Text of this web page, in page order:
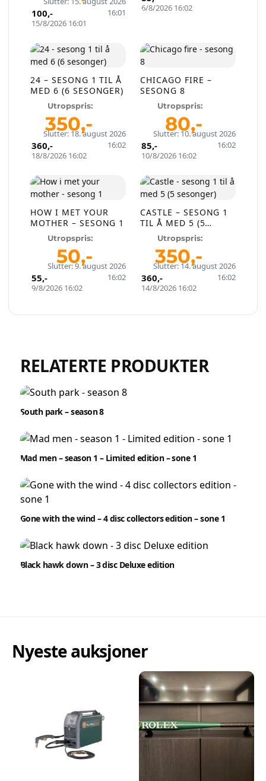
16:01
15/8/2026 16:01
100,- 6/8/2026 16:02
Slutter: 18. august 2026
16:02
24 – SESONG 1 TIL Å
MED 6 (6 SESONGER)
Utropspris:
350,-
18/8/2026 16:02
360,-
Slutter: 10. august 2026
16:02
CHICAGO FIRE –
SESONG 8
Utropspris:
80,-
10/8/2026 16:02
85,-
Slutter: 9. august 2026
16:02
HOW I MET YOUR
MOTHER – SESONG 1
Utropspris:
50,-
9/8/2026 16:02
55,-
Slutter: 14. august 2026
16:02
CASTLE – SESONG 1
TIL Å MED 5 (5
SESONGER)
Utropspris:
350,-
14/8/2026 16:02
360,-
RELATERTE PRODUKTER
South park – season 8
Mad men – season 1 – Limited edition – sone 1
Gone with the wind – 4 disc collectors edition – sone 1
Black hawk down – 3 disc Deluxe edition
Nyeste auksjoner
Selg smartere – helt
gratis på QXL.no
På QXL.no kan du selge helt gratis – uten
skjulte kostnader eller provisjon. Opprett
konto, legg ut auksjoner og nå kjøpere som
faktisk er interessert.
Registrer konto
Opprett en konto på få sekunder og legg ut dine første
auksjoner i dag. Ingen gebyrer. Ingen provisjon. Bare ekte
Lukk vinduet